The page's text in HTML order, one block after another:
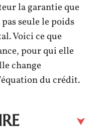
la garantie que
seule le poids
Voici ce que
pour qui elle
change
du crédit.